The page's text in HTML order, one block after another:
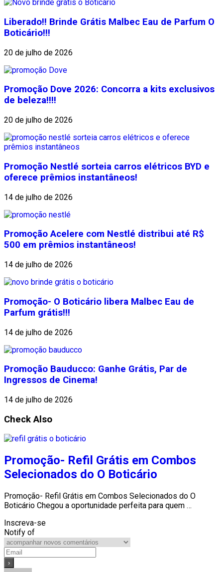
Liberado!! Brinde Grátis Malbec Eau de Parfum O
Boticário!!!
20 de julho de 2026
Promoção Dove 2026: Concorra a kits exclusivos
de beleza!!!!
20 de julho de 2026
Promoção Nestlé sorteia carros elétricos BYD e
oferece prêmios instantâneos!
14 de julho de 2026
Promoção Acelere com Nestlé distribui até R$
500 em prêmios instantâneos!
14 de julho de 2026
Promoção- O Boticário libera Malbec Eau de
Parfum grátis!!!
14 de julho de 2026
Promoção Bauducco: Ganhe Grátis, Par de
Ingressos de Cinema!
14 de julho de 2026
Check Also
Promoção- Refil Grátis em Combos
Selecionados do O Boticário
Promoção- Refil Grátis em Combos Selecionados do O
Boticário Chegou a oportunidade perfeita para quem …
Inscreva-se
Notify of